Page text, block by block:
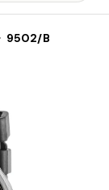
9502/B